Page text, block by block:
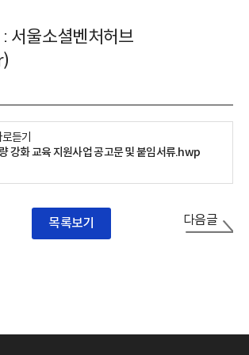
서울소셜벤처허브
강화 교육 지원사업 공고문 및 붙임서류.hwp
목록보기 다음글